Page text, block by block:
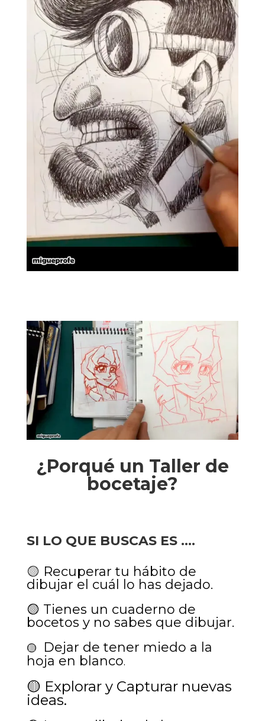
¿Porqué un Taller de
bocetaje?
SI LO QUE BUSCAS ES ….
🟡 Recuperar tu hábito de
dibujar el cuál lo has dejado.
🟡 Tienes un cuaderno de
bocetos y no sabes que dibujar.
🟡
Dejar de tener miedo a la
hoja en blanco.
🟡 Explorar y Capturar nuevas
ideas.